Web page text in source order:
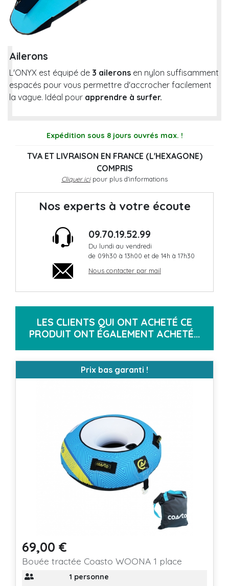
Ailerons
L'ONYX est équipé de 3 ailerons en nylon suffisamment
espacés pour vous permettre d'accrocher facilement
la vague. Idéal pour apprendre à surfer.
Expédition sous 8 jours ouvrés max. !
TVA ET LIVRAISON EN FRANCE (L'HEXAGONE)
COMPRIS
Cliquer icipour plus d'informations
Nos experts à votre écoute
09.70.19.52.99
Du lundi au vendredi
de 09h30 à 13h00 et de 14h à 17h30
Nous contacter par mail
LES CLIENTS QUI ONT ACHETÉ CE
PRODUIT ONT ÉGALEMENT ACHETÉ...
Prix bas garanti !
Prix
69,00 €
Bouée tractée Coasto WOONA 1 place
1 personne